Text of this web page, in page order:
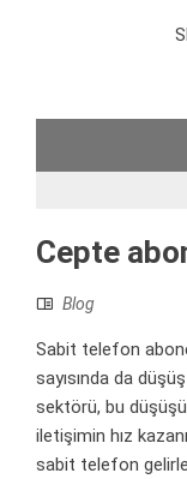
Cepte
Blog
Sabit telefon
sayısında da
sektörü, bu
iletişimin hız
sabit telefon